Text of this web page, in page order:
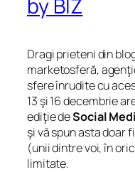
by BIZ
Dragi prieteni din
marketosferă,
sfere înrudite cu
13 şi 16 decembrie
ediţie deSocial
şi vă spun asta doar
(unii dintre voi, în
limitate.